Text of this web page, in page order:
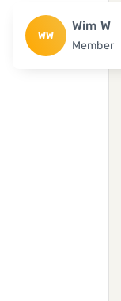
WW
Wim W
Member